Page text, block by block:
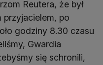
Reutera, że był
przyjacielem, po
godziny 8.30 czasu
Gwardia
się schronili,